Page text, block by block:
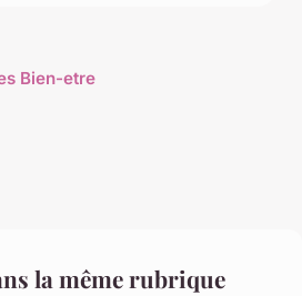
Bien-etre
la même rubrique